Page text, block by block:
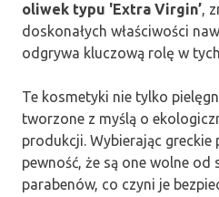
oliwek typu 'Extra Virgin’,
doskonałych właściwości
odgrywa kluczową rolę w
Te kosmetyki nie tylko
tworzone z myślą o
produkcji. Wybierając greckie
pewność, że są one wolne
parabenów, co czyni je